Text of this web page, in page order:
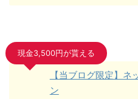
現金3,500円が貰える
【当ブログ限定】
ン